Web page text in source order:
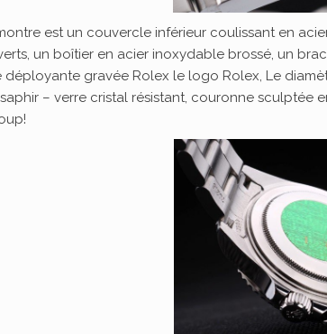
est un couvercle inférieur coulissant en
un boîtier en acier inoxydable brossé, un
gravée Rolex le logo Rolex, Le
– verre cristal résistant, couronne sculptée